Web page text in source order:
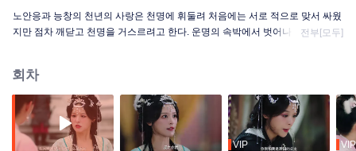
노안응과 능창의 천년의 사랑은 천명에 휘둘려 처음에는 서로 적으로 맞서 싸웠
지만 점차 깨닫고 천명을 거스르려고 한다. 운명의 속박에서 벗어나기 위해 둘
전부[모두]
회차
VIP VIP